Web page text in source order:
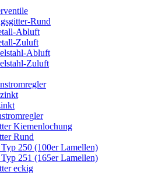
Rund
Abluft
Zuluft
Abluft
Zuluft
Kiemenlochung
Rund
250 (100er Lamellen)
251 (165er Lamellen)
eckig